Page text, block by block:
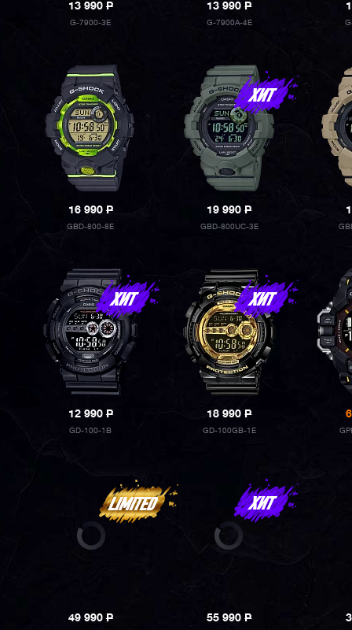
13 990P
G-7900-3E
13 990P
G-7900A-4E
16 990P
GBD-800-8E
19 990P
GBD-800UC-3E
12 990P
GD-100-1B
18 990P
GD-100GB-1E
49 990P 55 990P